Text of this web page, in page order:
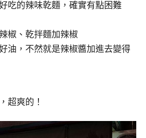
吃的辣味乾麵，確實有點困難
椒、乾拌麵加辣椒
油，不然就是辣椒醬加進去變得
超爽的！